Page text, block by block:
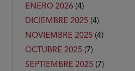
ENERO 2026 (4)
DICIEMBRE 2025 (4)
NOVIEMBRE 2025 (4)
OCTUBRE 2025 (7)
SEPTIEMBRE 2025 (7)